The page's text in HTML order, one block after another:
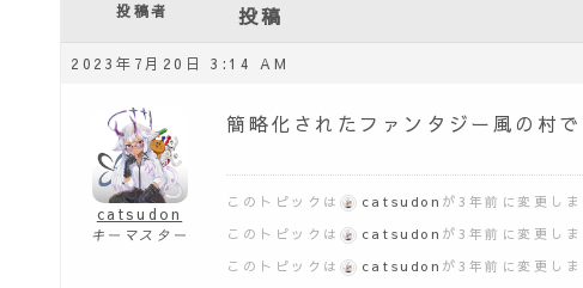
投稿者 投稿
2023年7月20日 3:14 AM
catsudon
キーマスター
簡略化されたファンタジー風の村で
このトピックは catsudon が3年前に変更しま
このトピックは
catsudon が3年前に変更しま
このトピックは
catsudon が3年前に変更しま